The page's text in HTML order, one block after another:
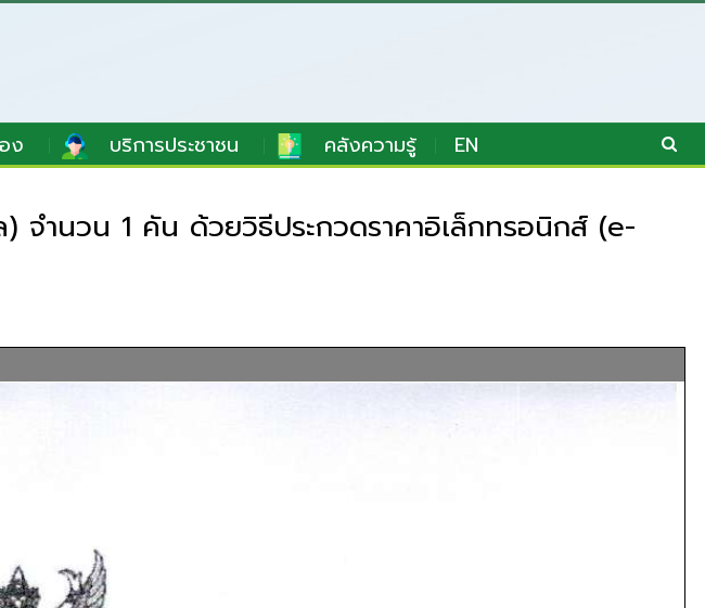
ง บริการประชาชน คลังความรู้ EN
จำนวน 1 คัน ด้วยวิธีประกวดราคาอิเล็กทรอนิกส์ (e-